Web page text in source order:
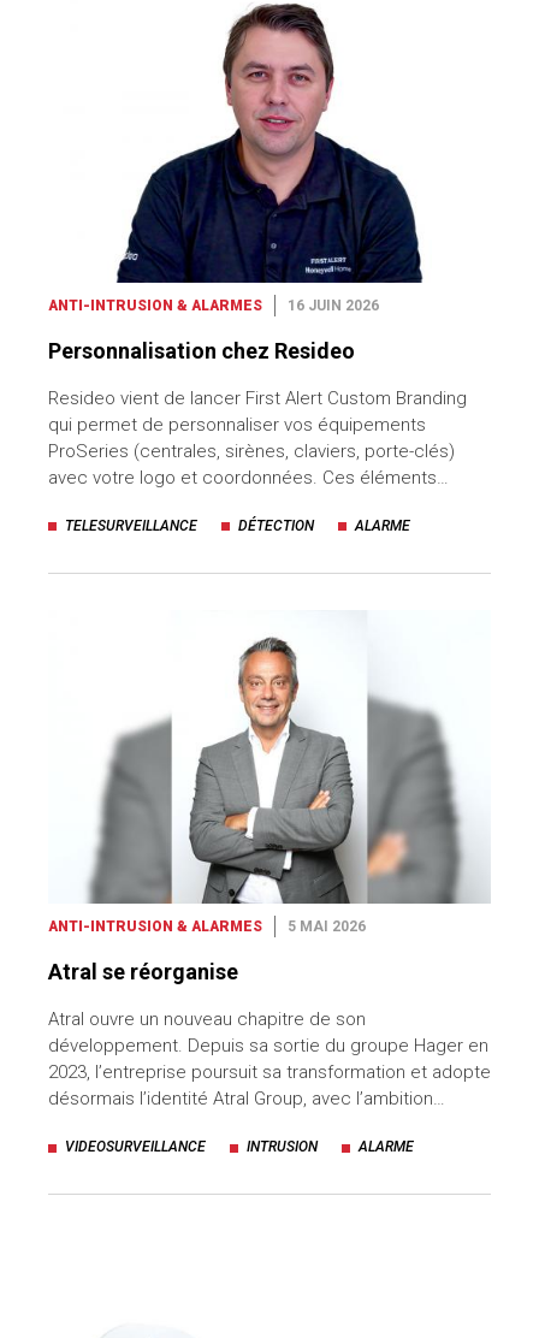
ANTI-INTRUSION & ALARMES 16 JUIN 2026
Personnalisation chez Resideo
Resideo vient de lancer First Alert Custom Branding
qui permet de personnaliser vos équipements
ProSeries (centrales, sirènes, claviers, porte-clés)
avec votre logo et coordonnées. Ces éléments…
TELESURVEILLANCE DÉTECTION ALARME
ANTI-INTRUSION & ALARMES 5 MAI 2026
Atral se réorganise
Atral ouvre un nouveau chapitre de son
développement. Depuis sa sortie du groupe Hager en
2023, l’entreprise poursuit sa transformation et adopte
désormais l’identité Atral Group, avec l’ambition…
VIDEOSURVEILLANCE INTRUSION ALARME